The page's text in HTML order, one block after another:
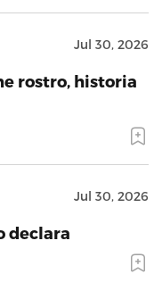
Jul 30, 2026
rostro, historia
Jul 30, 2026
declara